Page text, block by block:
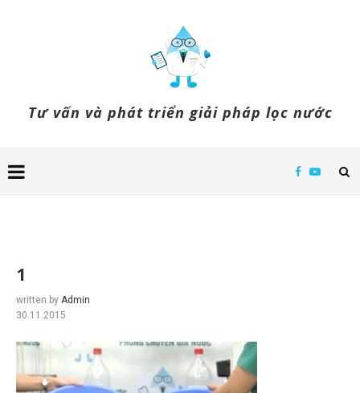
Tư vấn và phát triển giải pháp lọc nước
1
written by Admin
30.11.2015